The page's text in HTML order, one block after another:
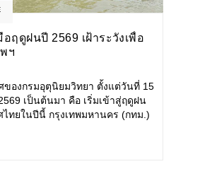
ฤดูฝนปี 2569 เฝ้าระวังเพื่อ
ฯ
ของกรมอุตุนิยมวิทยา ตั้งแต่วันที่ 15
เป็นต้นมา คือ เริ่มเข้าสู่ฤดูฝน
ไทยในปีนี้ กรุงเทพมหานคร (กทม.)
นฐาน